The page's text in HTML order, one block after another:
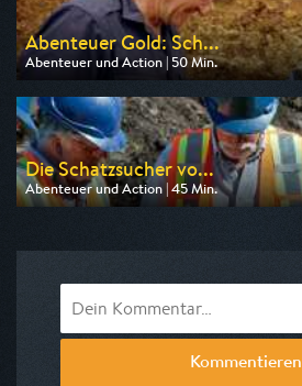
Abenteuer Gold: Sch...
Abenteuer und Action | 50 Min.
Ausgestrahlt von Kabel eins Doku
am 07.08.2026, 09:30
Die Schatzsucher vo...
Abenteuer und Action | 45 Min.
Ausgestrahlt von Kabel eins Doku
Kommentieren